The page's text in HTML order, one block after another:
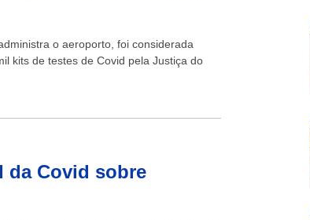
o aeroporto, foi considerada
kits de testes de Covid pela Justiça do
da Covid sobre